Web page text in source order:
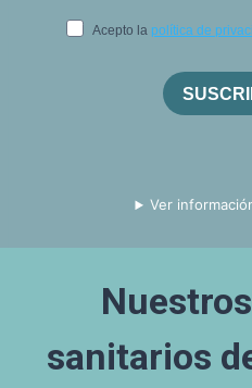
Ver
sanitarios